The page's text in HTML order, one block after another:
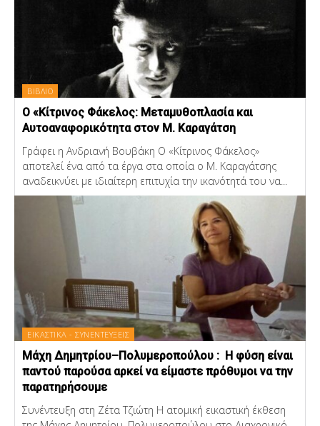
ΒΙΒΛΙΟ
Ο «Κίτρινος Φάκελος: Μεταμυθοπλασία και
Αυτοαναφορικότητα στον Μ. Καραγάτση
Γράφει η Ανδριανή Βουβάκη Ο «Κίτρινος Φάκελος»
αποτελεί ένα από τα έργα στα οποία ο Μ. Καραγάτσης
αναδεικνύει με ιδιαίτερη επιτυχία την ικανότητά του να...
ΕΙΚΑΣΤΙΚΑ - ΣΥΝΕΝΤΕΥΞΕΙΣ
Μάχη Δημητρίου–Πολυμεροπούλου : Η φύση είναι
παντού παρούσα αρκεί να είμαστε πρόθυμοι να την
παρατηρήσουμε
Συνέντευξη στη Ζέτα Τζιώτη Η ατομική εικαστική έκθεση